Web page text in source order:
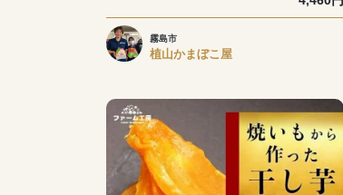
霧島市
植山かまぼこ屋